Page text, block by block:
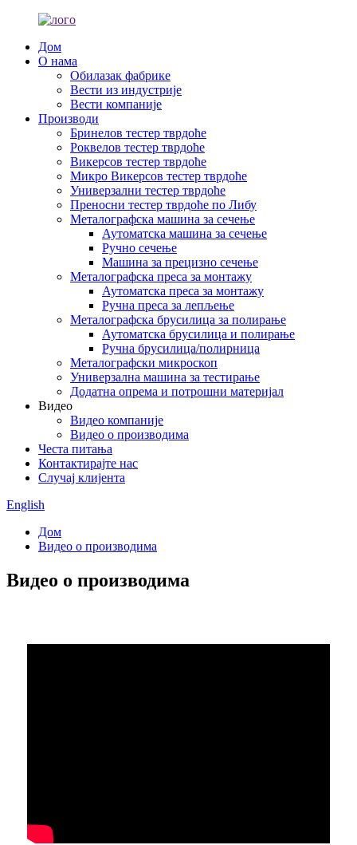
Дом
О нама
Обилазак фабрике
Вести из индустрије
Вести компаније
Производи
Бринелов тестер тврдоће
Роквелов тестер тврдоће
Викерсов тестер тврдоће
Микро Викерсов тестер тврдоће
Универзални тестер тврдоће
Преносни тестер тврдоће по Либу
Металографска машина за сечење
Аутоматска машина за сечење
Ручно сечење
Машина за прецизно сечење
Металографска преса за монтажу
Аутоматска преса за монтажу
Ручна преса за лепљење
Металографска брусилица за полирање
Аутоматска брусилица и полирање
Ручна брусилица/полирница
Металографски микроскоп
Универзална машина за тестирање
Додатна опрема и потрошни материјал
Видео
Видео компаније
Видео о производима
Честа питања
Контактирајте нас
Случај клијента
English
Дом
Видео о производима
Видео о производима